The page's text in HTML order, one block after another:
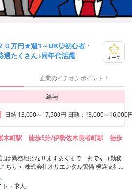
０万円★週1～OK◎初心者・
遇たくさん♪同年代活躍
キープ
企業のイチオシポイント！
給与
日給 13,000～17,500円 日勤：13,000～
木町駅 徒歩5分/伊勢佐木長者町駅 徒歩
は勤務地となりますあくまで一例です（勤務
町3-29-9 タクエー横浜西口第6ビル3F アク
徒歩3分 株式会社オリエンタル警備 横浜支社/
・求人